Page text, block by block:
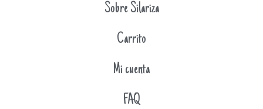
Sobre Silariza
Carrito
Mi cuenta
FAQ